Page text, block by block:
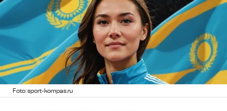
Foto: sport-kompas.ru